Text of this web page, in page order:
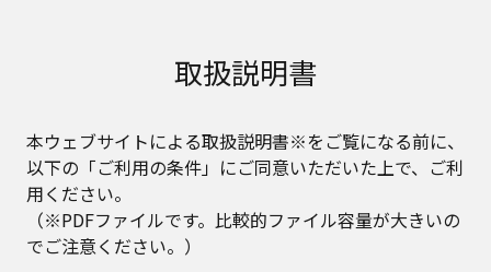
取扱説明書
本ウェブサイトによる取扱説明書※をご覧になる前に、
以下の「ご利用の条件」にご同意いただいた上で、ご利
用ください。
（※PDFファイルです。比較的ファイル容量が大きいの
でご注意ください。）